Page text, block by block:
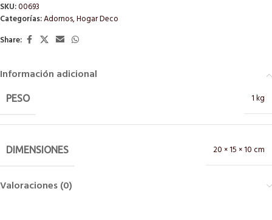
SKU:00693
Categorías:Adornos,Hogar Deco
Share:
Información adicional
PESO 1 kg
DIMENSIONES 20 × 15 × 10 cm
Valoraciones (0)